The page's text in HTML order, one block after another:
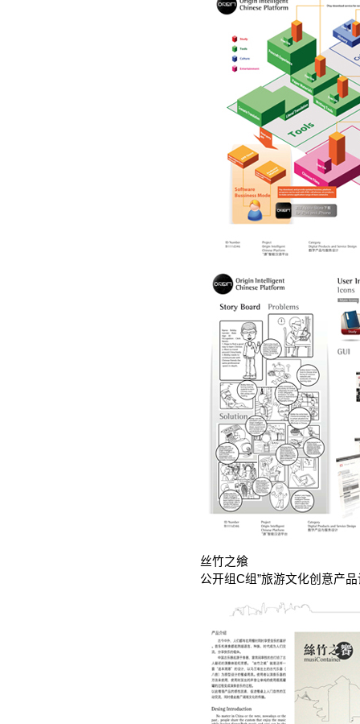
丝竹之飨
公开组C组”旅游文化创意产